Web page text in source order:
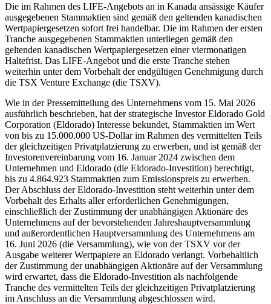
Die im Rahmen des LIFE-Angebots an in Kanada ansässige Käufer
ausgegebenen Stammaktien sind gemäß den geltenden kanadischen
Wertpapiergesetzen sofort frei handelbar. Die im Rahmen der ersten
Tranche ausgegebenen Stammaktien unterliegen gemäß den
geltenden kanadischen Wertpapiergesetzen einer viermonatigen
Haltefrist. Das LIFE-Angebot und die erste Tranche stehen
weiterhin unter dem Vorbehalt der endgültigen Genehmigung durch
die TSX Venture Exchange (die TSXV).
Wie in der Pressemitteilung des Unternehmens vom 15. Mai 2026
ausführlich beschrieben, hat der strategische Investor Eldorado Gold
Corporation (Eldorado) Interesse bekundet, Stammaktien im Wert
von bis zu 15.000.000 US-Dollar im Rahmen des vermittelten Teils
der gleichzeitigen Privatplatzierung zu erwerben, und ist gemäß der
Investorenvereinbarung vom 16. Januar 2024 zwischen dem
Unternehmen und Eldorado (die Eldorado-Investition) berechtigt,
bis zu 4.864.923 Stammaktien zum Emissionspreis zu erwerben.
Der Abschluss der Eldorado-Investition steht weiterhin unter dem
Vorbehalt des Erhalts aller erforderlichen Genehmigungen,
einschließlich der Zustimmung der unabhängigen Aktionäre des
Unternehmens auf der bevorstehenden Jahreshauptversammlung
und außerordentlichen Hauptversammlung des Unternehmens am
16. Juni 2026 (die Versammlung), wie von der TSXV vor der
Ausgabe weiterer Wertpapiere an Eldorado verlangt. Vorbehaltlich
der Zustimmung der unabhängigen Aktionäre auf der Versammlung
wird erwartet, dass die Eldorado-Investition als nachfolgende
Tranche des vermittelten Teils der gleichzeitigen Privatplatzierung
im Anschluss an die Versammlung abgeschlossen wird.